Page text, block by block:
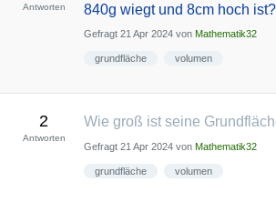
Antworten
840g wiegt und 8cm hoch ist?
Gefragt 21 Apr 2024 von Mathematik32
grundfläche volumen
2
Antworten
Wie groß ist seine
Gefragt 21 Apr 2024 von Mathematik32
grundfläche volumen